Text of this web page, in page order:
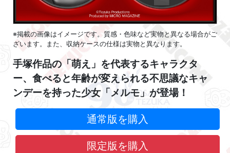
※掲載の画像はイメージです。質感・色味など実物と異なる場合がご
ざいます。また、収納ケースの仕様は実物と異なります。
手塚作品の「萌え」を代表するキャラクタ
ー、食べると年齢が変えられる不思議なキャ
ンデーを持った少女「メルモ」が登場！
通常版を購入
限定版を購入